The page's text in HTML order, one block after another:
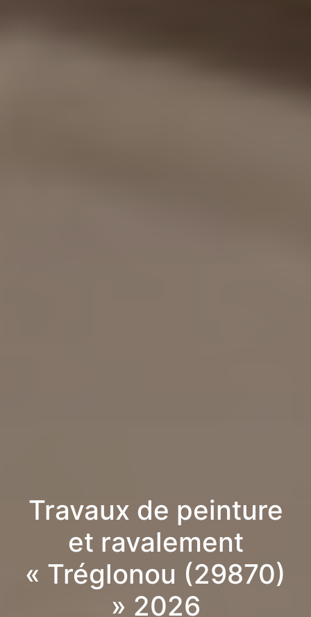
Travaux de peinture
et ravalement
« Tréglonou (29870)
» 2026